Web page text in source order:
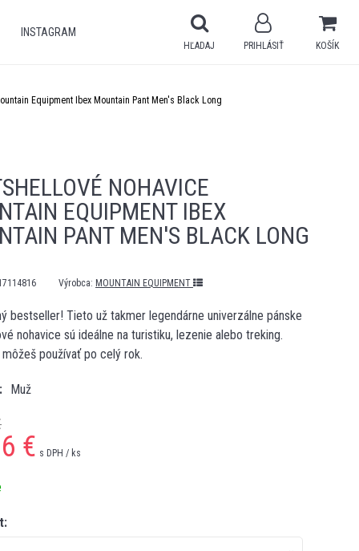
INSTAGRAM
KOŠÍK
PRIHLÁSIŤ
HĽADAJ
Equipment Ibex Mountain Pant Men's Black Long
NOHAVICE
EQUIPMENT IBEX
PANT MEN'S BLACK LONG
Výrobca: MOUNTAIN EQUIPMENT
bestseller! Tieto už takmer legendárne univerzálne pánske
nohavice sú ideálne na turistiku, lezenie alebo treking.
používať po celý rok.
Muž
€ s DPH / ks